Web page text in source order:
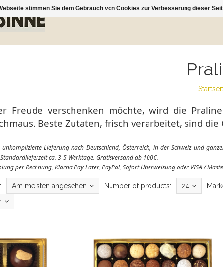
Freude verschenken möchte, wird die
Beste Zutaten, frisch verarbeitet, sind
unkomplizierte Lieferung nach Deutschland, Österreich, in der Schweiz und
ca. 3-5 Werktage. Gratisversand ab 100€.
per Rechnung, Klarna Pay Later, PayPal, Sofort Überweisung oder VISA /
Am meisten angesehen Number of products: 24
stimmen Sie dem Gebrauch von Cookies zur Verbesserung dieser